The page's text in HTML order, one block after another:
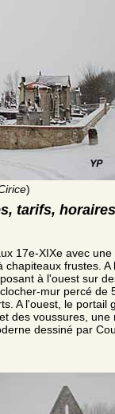
)
tarifs, horaires
17e-XIXe avec une
frustes. A
à l'ouest sur
mur percé de
A l'ouest, le portail
des voussures, une
dessiné par